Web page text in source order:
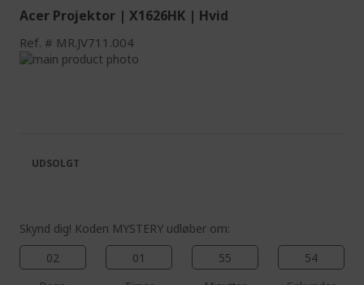
Acer Projektor | X1626HK | Hvid
Ref. MR.JV711.004
Skip
images
gallery
the
images
Skynd dig! Koden MYSTERY udløber om:
02
01 55 54
UDSOLGT